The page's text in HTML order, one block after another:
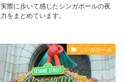
際に歩いて感じたシンガポールの夜
をまとめています。
シンガポール